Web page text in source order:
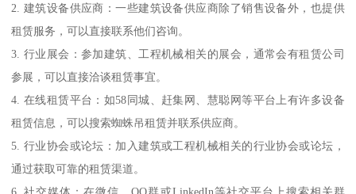
2. 建筑设备供应商：一些建筑设备供应商除了销售设备外，也提供
租赁服务，可以直接联系他们咨询。
3. 行业展会：参加建筑、工程机械相关的展会，通常会有租赁公司
参展，可以直接洽谈租赁事宜。
4. 在线租赁平台：如58同城、赶集网、慧聪网等平台上有许多设备
租赁信息，可以搜索蜘蛛吊租赁并联系供应商。
5. 行业协会或论坛：加入建筑或工程机械相关的行业协会或论坛，
通过获取可靠的租赁渠道。